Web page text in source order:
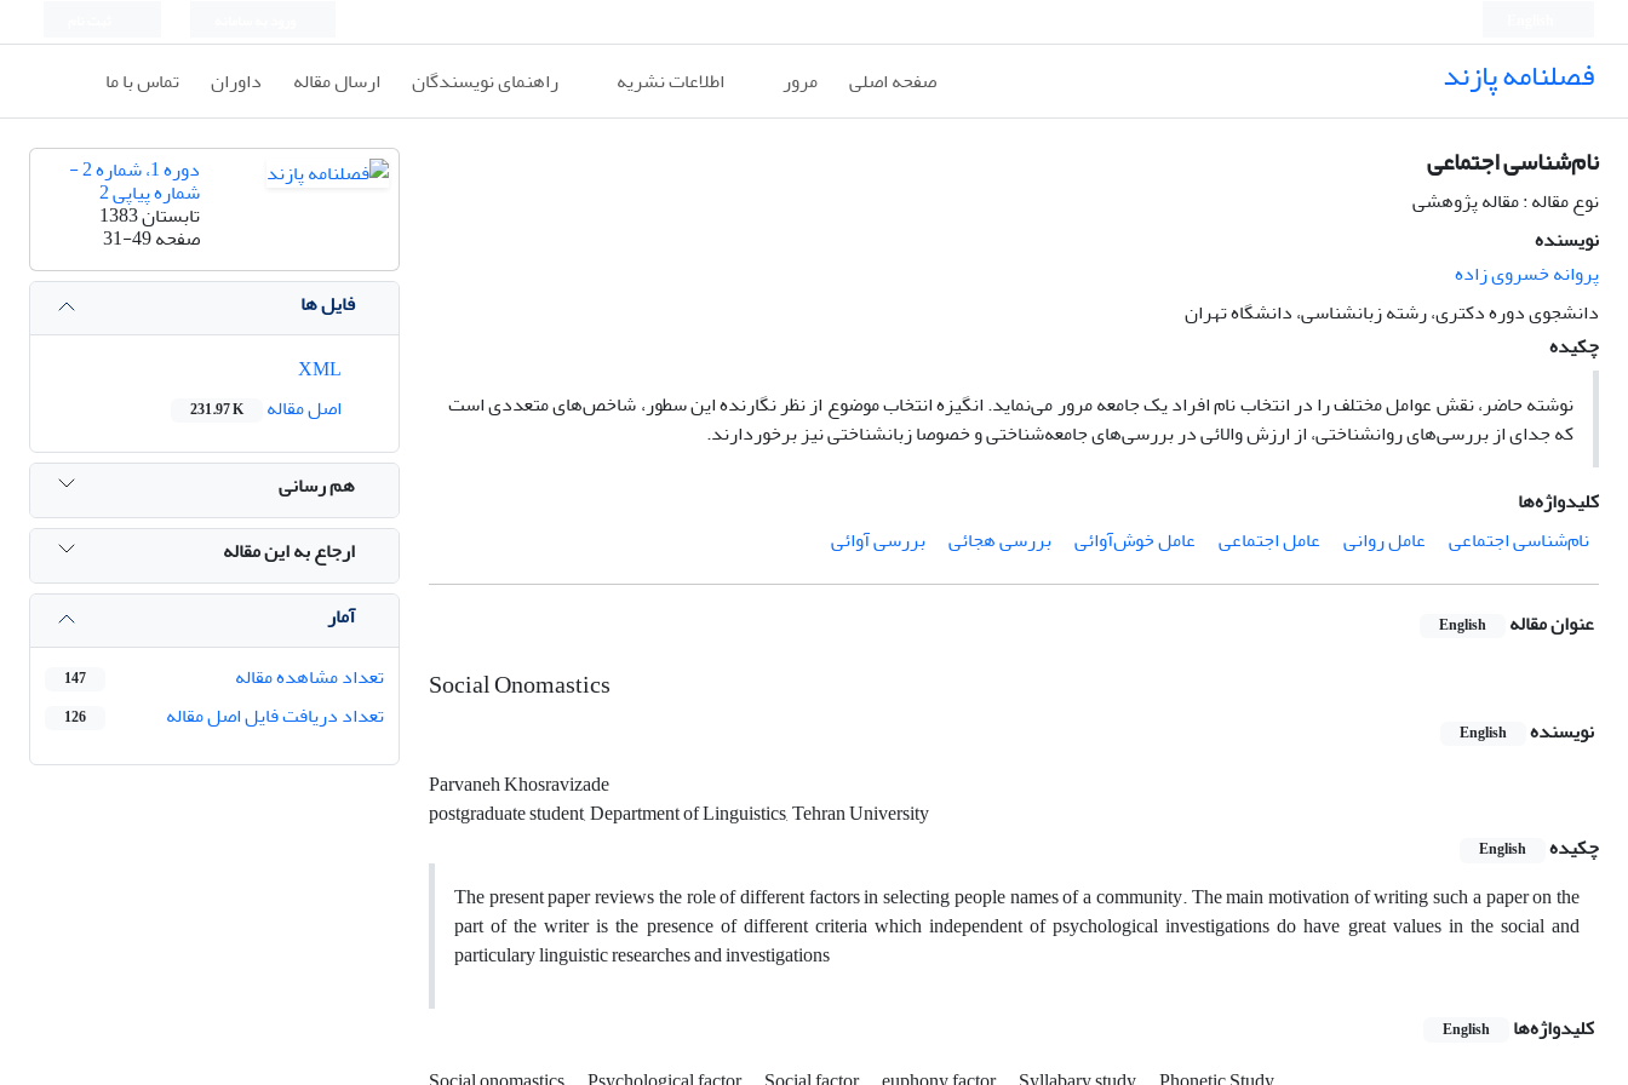
فصلنامه پازند صفحه اصلی مرور اطلاعات نشریه راهنمای نویسندگان ارسال مقاله داوران تماس با ما
نام‌شناسی اجتماعی
نوع مقاله : مقاله پژوهشی
نویسنده
پروانه خسروی زاده
دانشجوی دوره دکتری، رشته زبانشناسی، دانشگاه تهران
چکیده
نوشته حاضر، نقش عوامل مختلف را در انتخاب نام افراد یک جامعه مرور می‌نماید. انگیزه انتخاب موضوع از نظر نگارنده این سطور، شاخص‌های متعددی است
که جدای از بررسی‌های روانشناختی، از ارزش والائی در بررسی‌های جامعه‌شناختی و خصوصا زبانشناختی نیز برخوردارند.
کلیدواژه‌ها
نام‌شناسی اجتماعی
عامل روانی عامل اجتماعی عامل خوش‌آوائی بررسی هجائی بررسی آوائی
عنوان مقاله English
Social Onomastics
نویسنده English
Parvaneh Khosravizade
postgraduate student, Department of Linguistics, Tehran University
چکیده
English
The present paper reviews the role of different factors in selecting people names of a community. The main motivation of writing such a paper on the
part of the writer is the presence of different criteria which independent of psychological investigations do have great values in the social and
particulary linguistic researches and investigations
کلیدواژه‌ها
English
دوره 1، شماره 2 -
شماره پیاپی 2
تابستان 1383
صفحه31-49
فایل ها
اصل مقاله
231.97 K
هم رسانی
ارجاع به این مقاله
آمار
تعداد مشاهده مقاله
147
تعداد دریافت فایل اصل مقاله 126